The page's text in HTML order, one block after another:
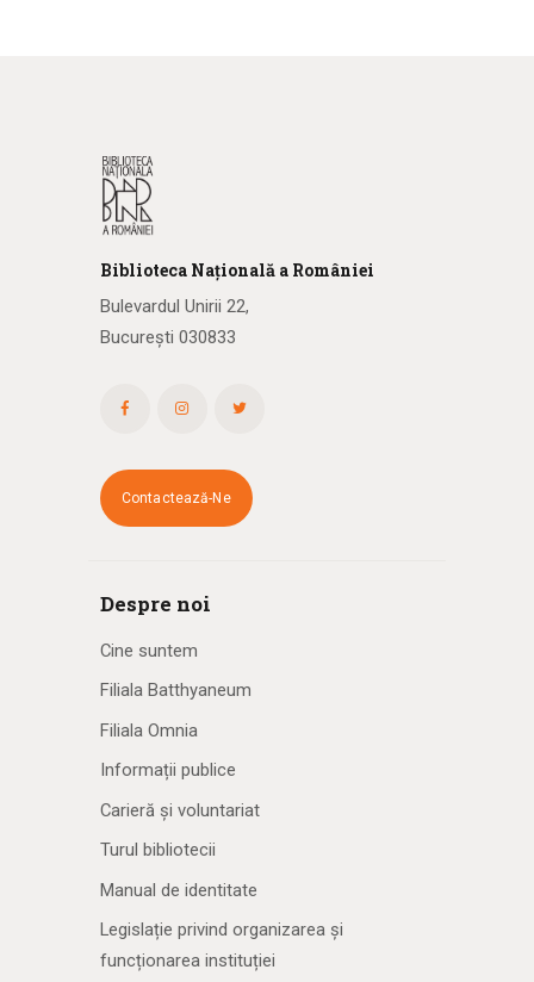
Biblioteca Națională a României
Bulevardul Unirii 22,
București 030833
Contactează-Ne
Despre noi
Cine suntem
Filiala Batthyaneum
Filiala Omnia
Informații publice
Carieră și voluntariat
Turul bibliotecii
Manual de identitate
Legislație privind organizarea și
funcționarea instituției